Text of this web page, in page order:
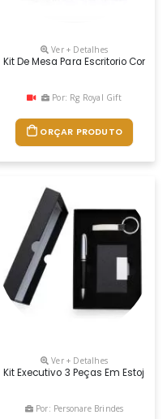
Ver + Detalhes
Kit De Mesa Para Escritorio
Por: Rg Royal Gift
ORÇAR PRODUTO
O Nosso Kit Executivo! Ele
Ver + Detalhes
Kit Executivo 3 Peças Em Estojo
Por: Personare Brindes